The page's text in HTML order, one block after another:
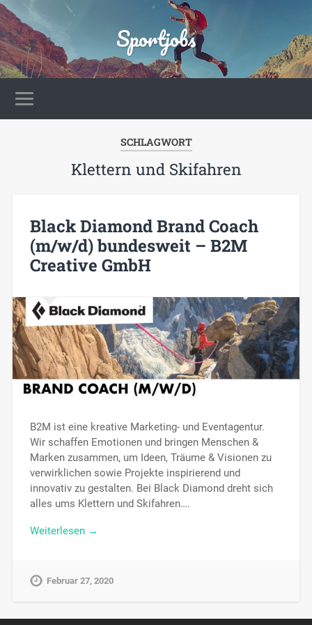
Sportjobs
SCHLAGWORT
Klettern und Skifahren
Black Diamond Brand Coach
(m/w/d) bundesweit – B2M
Creative GmbH
B2M ist eine kreative Marketing- und Eventagentur.
Wir schaffen Emotionen und bringen Menschen &
Marken zusammen, um Ideen, Träume & Visionen zu
verwirklichen sowie Projekte inspirierend und
innovativ zu gestalten. Bei Black Diamond dreht sich
alles ums Klettern und Skifahren….
Weiterlesen →
Februar 27, 2020